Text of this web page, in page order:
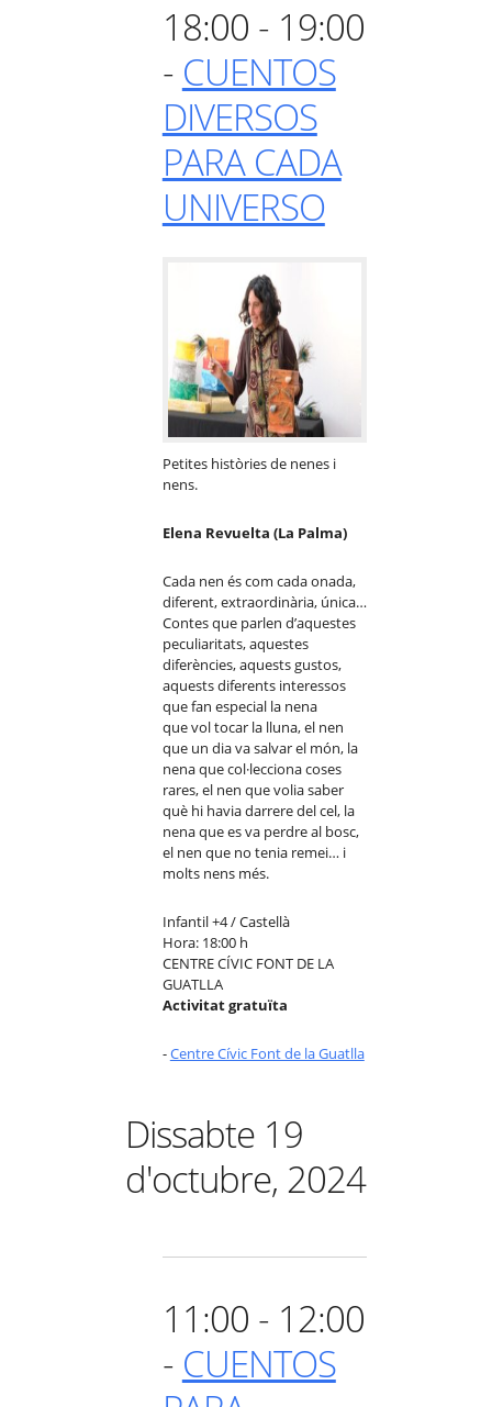
18:00 - 19:00
- CUENTOS
DIVERSOS
PARA CADA
UNIVERSO
Petites històries de nenes i
nens.
Elena Revuelta (La Palma)
Cada nen és com cada onada,
diferent, extraordinària, única…
Contes que parlen d’aquestes
peculiaritats, aquestes
diferències, aquests gustos,
aquests diferents interessos
que fan especial la nena
que vol tocar la lluna, el nen
que un dia va salvar el món, la
nena que col·lecciona coses
rares, el nen que volia saber
què hi havia darrere del cel, la
nena que es va perdre al bosc,
el nen que no tenia remei… i
molts nens més.
Infantil +4 / Castellà
Hora: 18:00 h
CENTRE CÍVIC FONT DE LA
GUATLLA
Activitat gratuïta
-Centre Cívic Font de la Guatlla
Dissabte 19
d'octubre, 2024
11:00 - 12:00
- CUENTOS